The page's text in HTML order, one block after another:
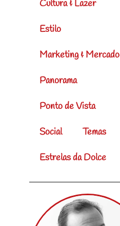
Cultura & Lazer
Estilo
Marketing & Mercado
Panorama
Ponto de Vista
Social Temas
Estrelas da Dolce